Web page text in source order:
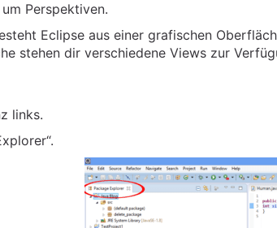
Perspektiven.
Eclipse aus einer grafischen
stehen dir verschiedene Views zur
links.